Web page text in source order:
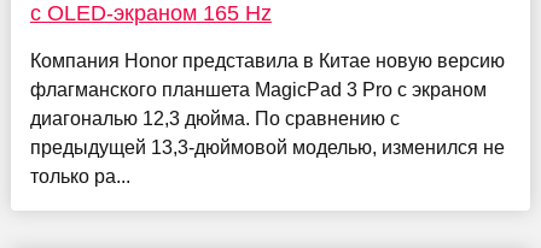
с OLED-экраном 165 Hz
Компания Honor представила в Китае новую версию
флагманского планшета MagicPad 3 Pro с экраном
диагональю 12,3 дюйма. По сравнению с
предыдущей 13,3-дюймовой моделью, изменился не
только ра...